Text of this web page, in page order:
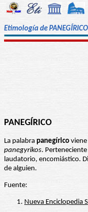
Etimología de PANEGÍRICO
PANEGÍRICO
La palabra panegírico
panegyrikos.
laudatorio, encomiástico.
de alguien.
Fuente:
Nueva Enciclopedia